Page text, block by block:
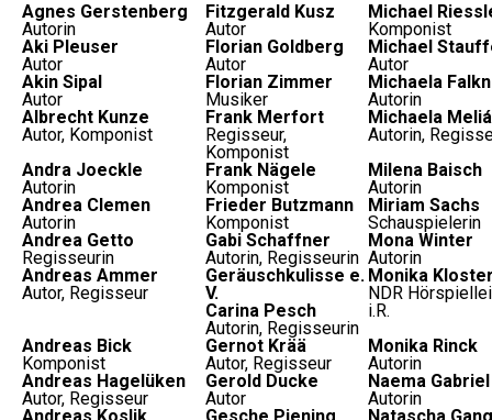
Agnes Gerstenberg
Autorin
Fitzgerald Kusz
Autor
Michael
Komponist
Aki Pleuser
Autor
Florian Goldberg
Autor
Michael
Autor
Akin Sipal
Autor
Florian Zimmer
Musiker
Michaela
Autorin
Albrecht Kunze
Autor, Komponist
Frank Merfort
Regisseur,
Komponist
Michaela
Autorin,
Andra Joeckle
Autorin
Frank Nägele
Komponist
Milena Baisch
Autorin
Andrea Clemen
Autorin
Frieder Butzmann
Komponist
Miriam Sachs
Schauspielerin
Andrea Getto
Regisseurin
Gabi Schaffner
Autorin, Regisseurin
Mona Winter
Autorin
Andreas Ammer
Autor, Regisseur
Geräuschkulisse e.
V.
Carina Pesch
Autorin, Regisseurin
Monika
NDR
i.R.
Andreas Bick
Komponist
Gernot Krää
Autor, Regisseur
Monika Rinck
Autorin
Andreas Hagelüken
Autor, Regisseur
Gerold Ducke
Autor
Naema Gabriel
Autorin